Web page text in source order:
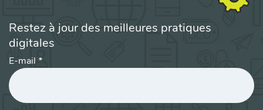
Restez à jour des meilleures pratiques
digitales
E-mail *